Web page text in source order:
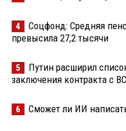
4
Соцфонд: Средняя
превысила 27,2 тысячи
5
Путин расширил
заключения контракта с
6 Сможет ли ИИ